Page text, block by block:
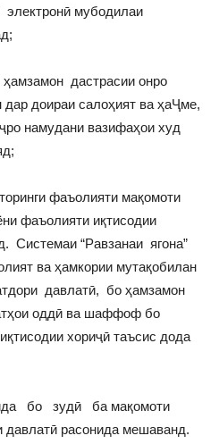
мубодилаи
дастрасии онро
доираи салоҳият ва ҳаҶме,
намудани вазифаҳои худ
фаъолияти мақомоти
фаъолияти иқтисодии
Системаи “Равзанаи ягона”
ва ҳамкории мутақобилан
давлатӣ, бо ҳамзамон
оддӣ ва шаффоф бо
хориҷӣ таъсис дода
бо зудӣ ба мақомоти
давлатӣ расонида мешаванд.